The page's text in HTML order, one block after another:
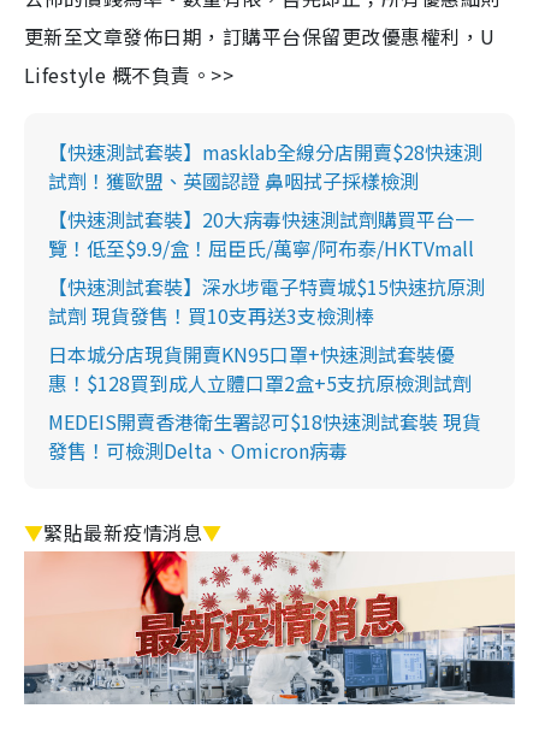
更新至文章發佈日期，訂購平台保留更改優惠權利，U
Lifestyle 概不負責。>>
【快速測試套裝】masklab全線分店開賣$28快速測
試劑！獲歐盟、英國認證 鼻咽拭子採樣檢測
【快速測試套裝】20大病毒快速測試劑購買平台一
覽！低至$9.9/盒！屈臣氏/萬寧/阿布泰/HKTVmall
【快速測試套裝】深水埗電子特賣城$15快速抗原測
試劑 現貨發售！買10支再送3支檢測棒
日本城分店現貨開賣KN95口罩+快速測試套裝優
惠！$128買到成人立體口罩2盒+5支抗原檢測試劑
MEDEIS開賣香港衛生署認可$18快速測試套裝 現貨
發售！可檢測Delta、Omicron病毒
▼緊貼最新疫情消息▼